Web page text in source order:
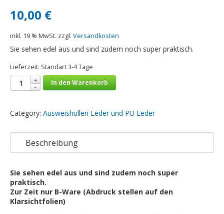
10,00 €
inkl. 19 % MwSt. zzgl. Versandkosten
Sie sehen edel aus und sind zudem noch super praktisch.
Lieferzeit: Standart 3-4 Tage
In den Warenkorb
Category: Ausweishüllen Leder und PU Leder
Beschreibung
Sie sehen edel aus und sind zudem noch super
praktisch.
Zur Zeit nur B-Ware (Abdruck stellen auf den
Klarsichtfolien)